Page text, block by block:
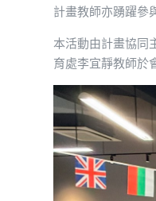
計畫教師亦踴躍參
本活動由計畫協同
育處李宜靜教師於